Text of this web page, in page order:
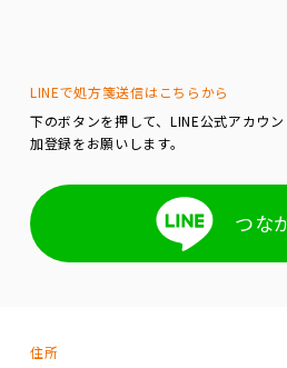
LINEで処方箋送信はこちらから
下のボタンを押して、LINE公式アカウ
加登録をお願いします。
つな
住所